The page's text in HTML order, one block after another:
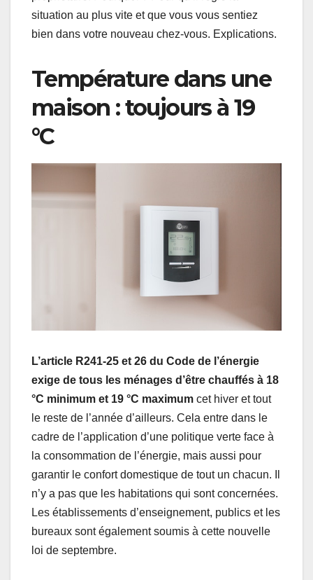
situation au plus vite et que vous vous sentiez
bien dans votre nouveau chez-vous. Explications.
Température dans une
maison : toujours à 19
°C
L’article R241-25 et 26 du Code de l’énergie
exige de tous les ménages d’être chauffés à 18
°C minimum et 19 °C maximum cet hiver et tout
le reste de l’année d’ailleurs. Cela entre dans le
cadre de l’application d’une politique verte face à
la consommation de l’énergie, mais aussi pour
garantir le confort domestique de tout un chacun. Il
n’y a pas que les habitations qui sont concernées.
Les établissements d’enseignement, publics et les
bureaux sont également soumis à cette nouvelle
loi de septembre.